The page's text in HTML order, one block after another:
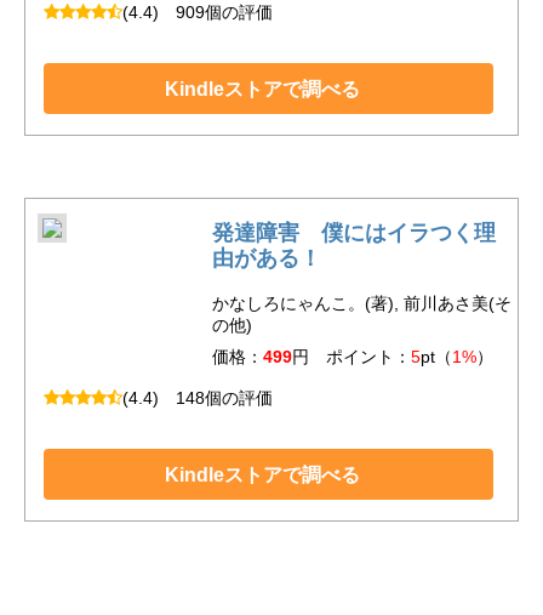
(4.4) 909個の評価
Kindleストアで調べる
発達障害 僕にはイラつく理
由がある！
かなしろにゃんこ。(著), 前川あさ美(そ
の他)
価格： 499円 ポイント： 5pt（1%）
(4.4) 148個の評価
Kindleストアで調べる